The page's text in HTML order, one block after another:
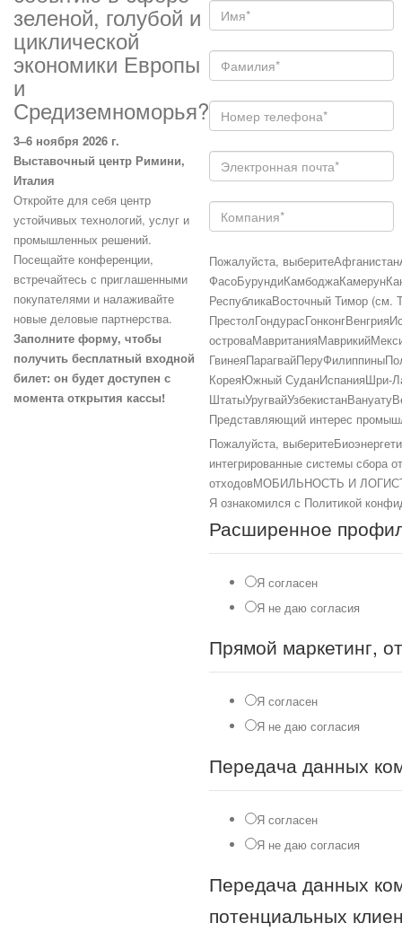
зеленой, голубой и
циклической
экономики Европы
и
Средиземноморья?
3–6 ноября 2026 г.
Выставочный центр Римини,
Италия
Откройте для себя центр
устойчивых технологий, услуг и
промышленных решений.
Посещайте конференции,
встречайтесь с приглашенными
покупателями и налаживайте
новые деловые партнерства.
Заполните форму, чтобы
получить бесплатный входной
билет: он будет доступен с
момента открытия кассы!
Пожалуйста, выберитеАфганистан
ФасоБурундиКамбоджаКамерун
РеспубликаВосточный Тимор (см.
ПрестолГондурасГонконгВенгрия
островаМавританияМаврикий
ГвинеяПарагвайПеруФилиппины
КореяЮжный СуданИспанияШри-
ШтатыУругвайУзбекистанВануату
Представляющий интерес
Пожалуйста, выберите
интегрированные системы сбора
отходовМОБИЛЬНОСТЬ И
Я ознакомился с Политикой
Расширенное
Я согласен
Я не даю согласия
Прямой маркетинг,
Я согласен
Я не даю согласия
Передача данных
Я согласен
Я не даю согласия
Передача данных
потенциальных